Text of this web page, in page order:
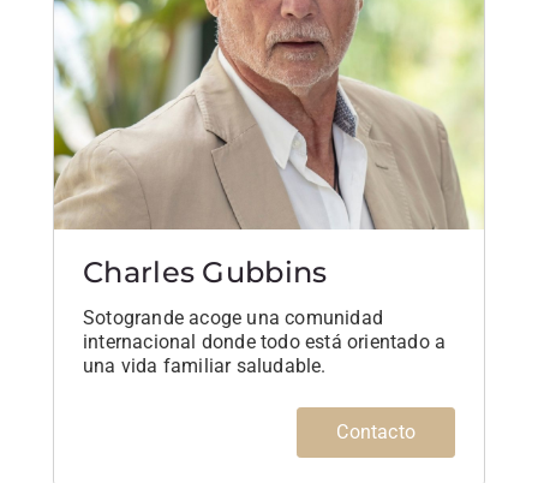
Charles Gubbins
Sotogrande acoge una comunidad
internacional donde todo está orientado a
una vida familiar saludable.
Contacto